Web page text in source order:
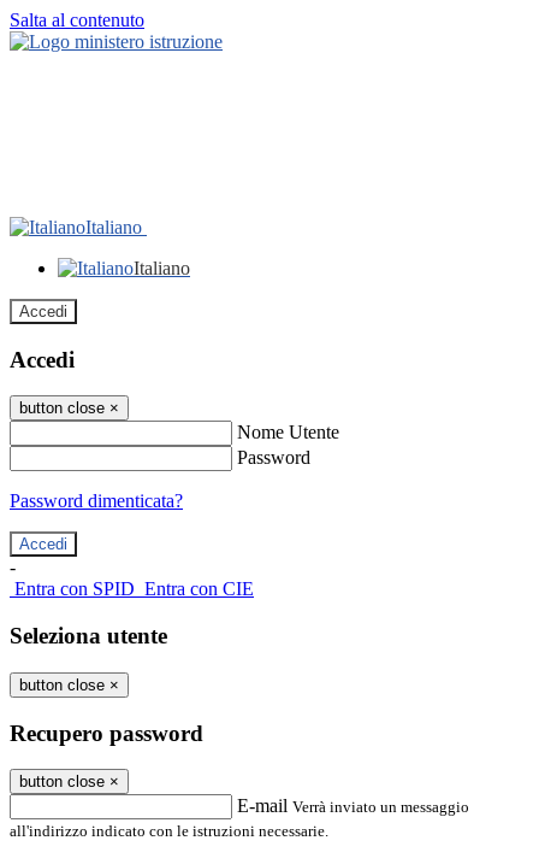
Salta al contenuto
Italiano
Italiano
Accedi
Accedi
button close ×
Nome Utente
Password
Password dimenticata?
-
Entra con SPID Entra con CIE
Seleziona utente
button close ×
Recupero password
button close ×
E-mail Verrà inviato un messaggio
all'indirizzo indicato con le istruzioni necessarie.